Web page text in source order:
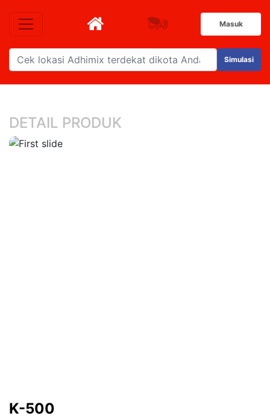
Masuk
Simulasi
DETAIL PRODUK
K-500